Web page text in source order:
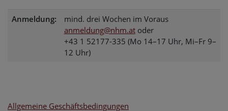
Anmeldung:
mind. drei Wochen im Voraus
anmeldung@nhm.atoder
+43 1 52177-335 (Mo 14–17 Uhr, Mi–Fr 9–
12 Uhr)
Allgemeine Geschäftsbedingungen